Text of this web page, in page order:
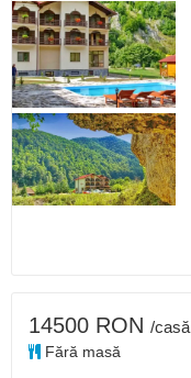
14500 RON /casă
Fără masă